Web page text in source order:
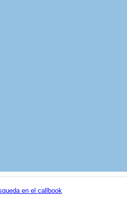
en el callbook